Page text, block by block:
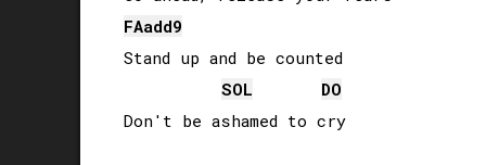
FAadd9
Stand up and be counted
SOL
DO
Don't be ashamed to cry